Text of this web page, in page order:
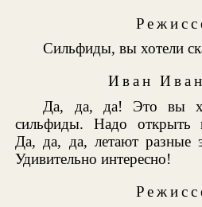
Сильфиды, вы хотели
Иван
Да, да, да! Это вы
сильфиды. Надо открыть
Да, да, да, летают разные
Удивительно интересно!